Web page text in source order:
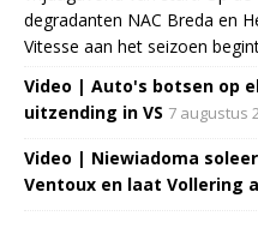
degradanten NAC Breda en
Vitesse aan het seizoen
Video | Auto's botsen op
uitzending in VS 7 augustus
Video | Niewiadoma
Ventoux en laat Vollering